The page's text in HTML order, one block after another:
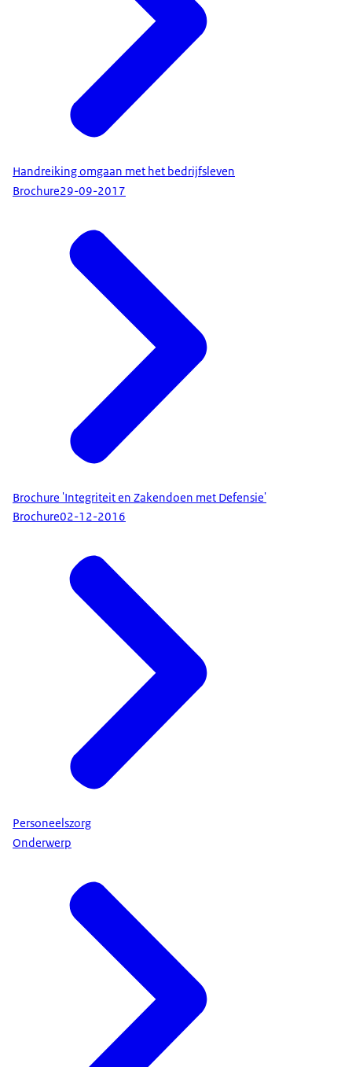
Handreiking omgaan met het bedrijfsleven
Brochure29-09-2017
Brochure 'Integriteit en Zakendoen met Defensie'
Brochure02-12-2016
Personeelszorg
Onderwerp